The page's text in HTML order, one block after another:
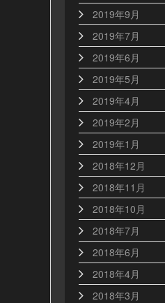
2019年9月
2019年7月
2019年6月
2019年5月
2019年4月
2019年2月
2019年1月
2018年12月
2018年11月
2018年10月
2018年7月
2018年6月
2018年4月
2018年3月